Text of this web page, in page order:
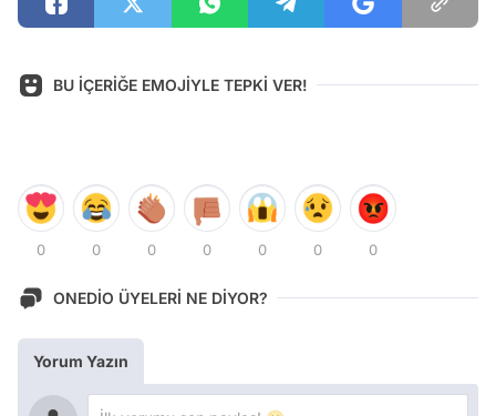
BU İÇERİĞE EMOJİYLE TEPKİ VER!
0 0 0 0 0 0 0
ONEDİO ÜYELERİ NE DİYOR?
Yorum Yazın